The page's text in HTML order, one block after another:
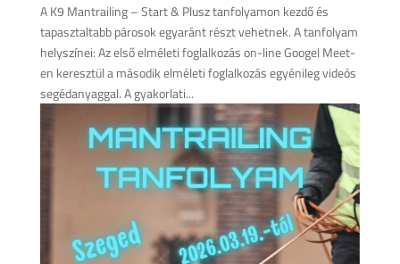
A K9 Mantrailing – Start & Plusz tanfolyamon kezdő és
tapasztaltabb párosok egyaránt részt vehetnek. A tanfolyam
helyszínei: Az első elméleti foglalkozás on-line Googel Meet-
en keresztül a második elméleti foglalkozás egyénileg videós
segédanyaggal. A gyakorlati...